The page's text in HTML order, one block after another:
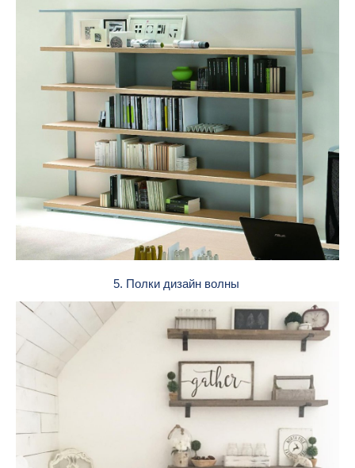
5. Полки дизайн волны